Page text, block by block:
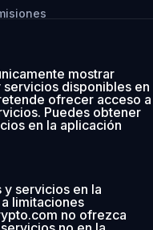
30 días
mostrar
disponibles en
ofrecer acceso a
Puedes obtener
en la aplicación
servicios en la
limitaciones
no ofrezca